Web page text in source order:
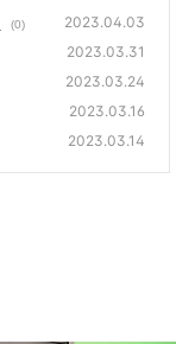
(0) 2023.04.03
2023.03.31
2023.03.24
2023.03.16
2023.03.14